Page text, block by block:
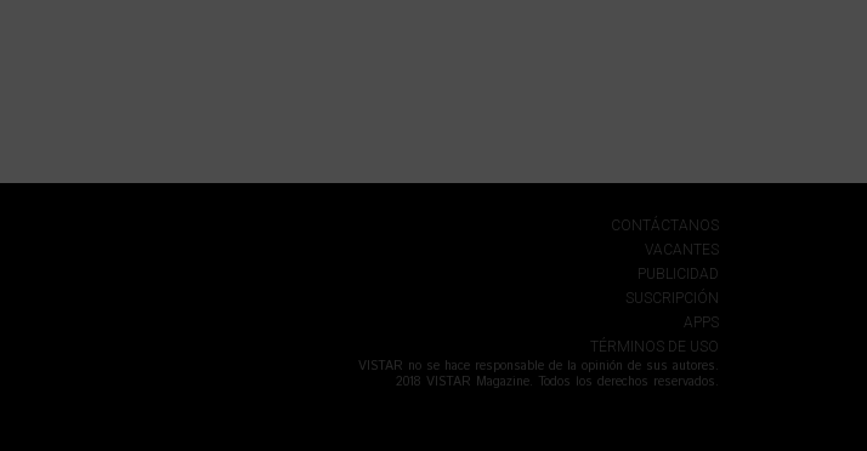
CONTÁCTANOS
VACANTES
PUBLICIDAD
SUSCRIPCIÓN
APPS
TÉRMINOS DE USO
VISTAR no se hace responsable de la opinión de sus autores.
2018 VISTAR Magazine. Todos los derechos reservados.